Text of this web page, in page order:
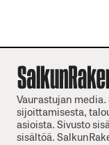
Vaurastujan
sijoittamisesta,
asioista. Sivusto
sisältöä.